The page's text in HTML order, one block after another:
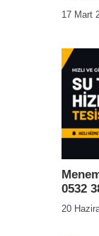
17 Mart
0532
20